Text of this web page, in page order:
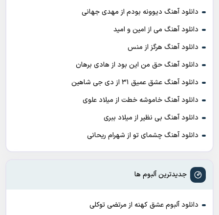
دانلود آهنگ دیوونه بودم از مهدی جهانی
دانلود آهنگ می از امین و امید
دانلود آهنگ هرگز از منس
دانلود آهنگ حق من این بود از هادی برهان
دانلود آهنگ عشق عمیق ۳۱ از دی جی شاهین
دانلود آهنگ خاموشه خطت از میلاد علوی
دانلود آهنگ بی نظیر از میلاد ببری
دانلود آهنگ چشمای تو از شهرام ریحانی
جدیدترین آلبوم ها
دانلود آلبوم عشق کهنه از مرتضی توکلی